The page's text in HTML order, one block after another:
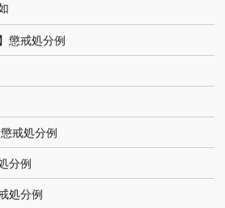
懲戒処分例
戒処分例
分例
処分例